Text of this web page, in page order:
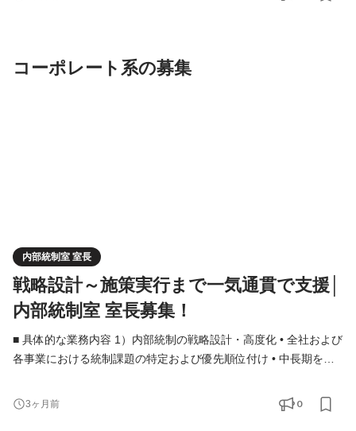
コーポレート系の募集
内部統制室 室長
戦略設計～施策実行まで一気通貫で支援│
内部統制室 室長募集！
■ 具体的な業務内容 1）内部統制の戦略設計・高度化 • 全社および
各事業における統制課題の特定および優先順位付け • 中長期を見
業・コンサルティング事業における業務プロセスの再設計 • 全社
横断の統制方針・ルールの策定および高度化 • J-SOX対応（設
3ヶ月前 0